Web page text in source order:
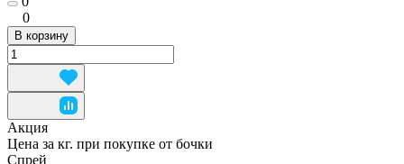
0
В корзину
Акция
Цена за кг. при покупке от бочки
Спрей